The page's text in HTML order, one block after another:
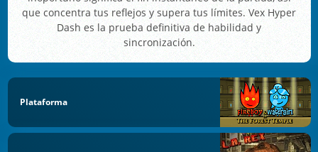
que concentra tus reflejos y supera tus límites. Vex Hyper
Dash es la prueba definitiva de habilidad y
sincronización.
Plataforma